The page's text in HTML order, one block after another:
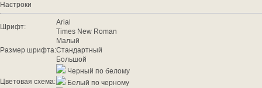
Настроки
Шрифт:
Arial
Times New Roman
Размер шрифта:
Малый
Стандартный
Большой
Цветовая схема:
Черный по белому
Белый по черному